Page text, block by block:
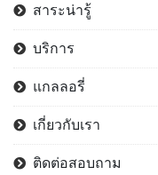
สาระน่ารู้
บริการ
แกลลอรี่
เกี่ยวกับเรา
ติดต่อสอบถาม